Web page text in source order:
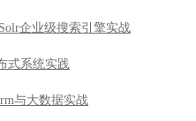
企业级搜索引擎实战
式系统实践
与大数据实战